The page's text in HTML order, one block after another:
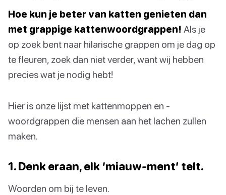
Hoe kun je beter van katten genieten dan
met grappige kattenwoordgrappen! Als je
op zoek bent naar hilarische grappen om je dag op
te fleuren, zoek dan niet verder, want wij hebben
precies wat je nodig hebt!
Hier is onze lijst met kattenmoppen en -
woordgrappen die mensen aan het lachen zullen
maken.
1. Denk eraan, elk ‘miauw-ment’ telt.
Woorden om bij te leven.